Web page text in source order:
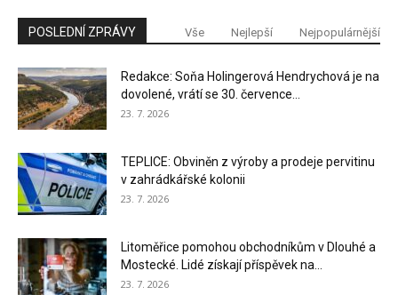
POSLEDNÍ ZPRÁVY Vše Nejlepší Nejpopulárnější
Redakce: Soňa Holingerová Hendrychová je na
dovolené, vrátí se 30. července...
23. 7. 2026
TEPLICE: Obviněn z výroby a prodeje pervitinu
v zahrádkářské kolonii
23. 7. 2026
Litoměřice pomohou obchodníkům v Dlouhé a
Mostecké. Lidé získají příspěvek na...
23. 7. 2026